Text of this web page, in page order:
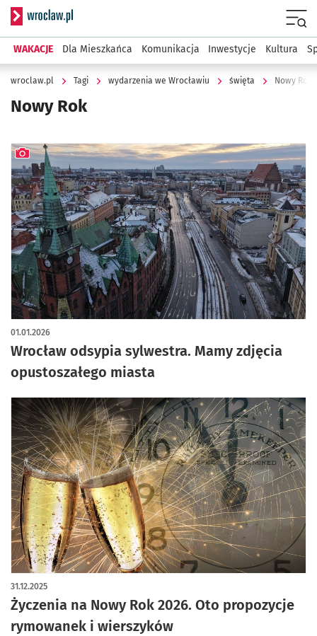
Serwis informacyjny wroclaw.pl
WAKACJE Dla Mieszkańca Komunikacja Inwestycje Kultura
wroclaw.pl Tagi wydarzenia we Wrocławiu święta Nowy Rok
Nowy Rok
Wrocław odsypia sylwestra. Mamy zdjęcia
opustoszałego miasta
01.01.2026
artykuł z galerią zdjęć
Życzenia na Nowy Rok 2026. Oto propozycje
rymowanek i wierszyków
31.12.2025